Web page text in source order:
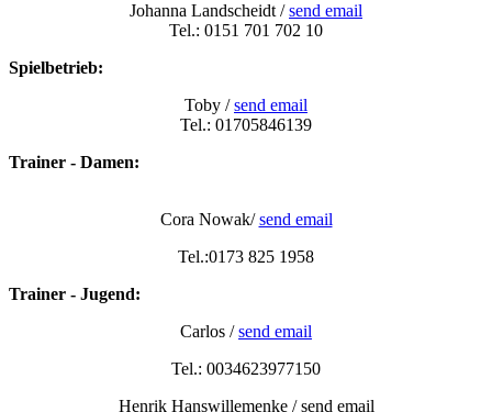
Johanna Landscheidt /send email
Tel.: 0151 701 702 10
Spielbetrieb:
Toby /send email
Tel.: 01705846139
Trainer - Damen:
Cora Nowak/send email
Tel.:0173 825 1958
Trainer - Jugend:
Carlos /send email
Tel.: 0034623977150
Henrik Hanswillemenke / send email